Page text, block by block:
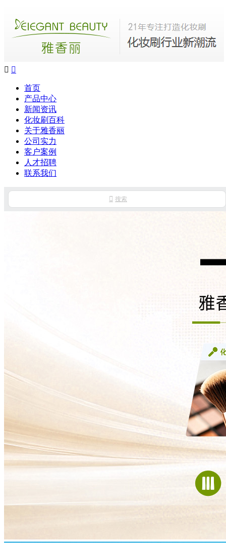
 
首页
产品中心
新闻资讯
化妆刷百科
关于雅香丽
公司实力
客户案例
人才招聘
联系我们
 搜索